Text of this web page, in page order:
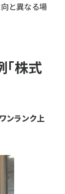
と異なる場
株式
ンランク上